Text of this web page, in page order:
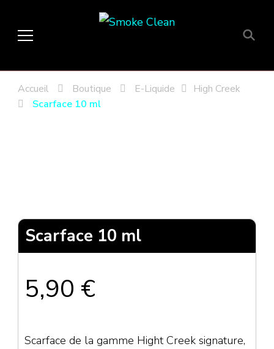
Smoke Clean
Accueil Boutique E-Liquide
High Creek
Scarface 10 ml
Scarface 10 ml
5,90 €
Scarface de la gamme Hight Creek signature,